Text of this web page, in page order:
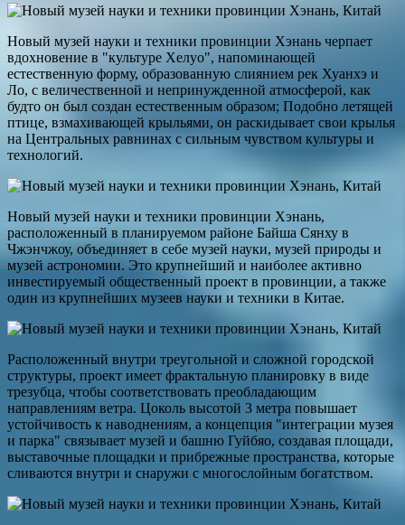
Новый музей науки и техники провинции Хэнань черпает
вдохновение в "культуре Хелуо", напоминающей
естественную форму, образованную слиянием рек Хуанхэ и
Ло, с величественной и непринужденной атмосферой, как
будто он был создан естественным образом; Подобно летящей
птице, взмахивающей крыльями, он раскидывает свои крылья
на Центральных равнинах с сильным чувством культуры и
технологий.
Новый музей науки и техники провинции Хэнань,
расположенный в планируемом районе Байша Сянху в
Чжэнчжоу, объединяет в себе музей науки, музей природы и
музей астрономии. Это крупнейший и наиболее активно
инвестируемый общественный проект в провинции, а также
один из крупнейших музеев науки и техники в Китае.
Расположенный внутри треугольной и сложной городской
структуры, проект имеет фрактальную планировку в виде
трезубца, чтобы соответствовать преобладающим
направлениям ветра. Цоколь высотой 3 метра повышает
устойчивость к наводнениям, а концепция "интеграции музея
и парка" связывает музей и башню Гуйбяо, создавая площади,
выставочные площадки и прибрежные пространства, которые
сливаются внутри и снаружи с многослойным богатством.